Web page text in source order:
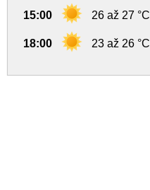
15:00 26 až 27 °C
18:00 23 až 26 °C